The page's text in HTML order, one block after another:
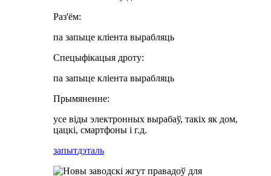
Раз'ём:
па запыце кліента вырабляць
Спецыфікацыя дроту:
па запыце кліента вырабляць
Прымяненне:
усе віды электронных вырабаў, такіх як дом,
цацкі, смартфоны і г.д.
запытдэталь